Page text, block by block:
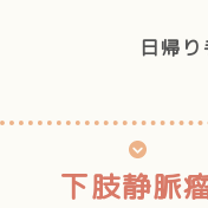
日帰
下肢静脈